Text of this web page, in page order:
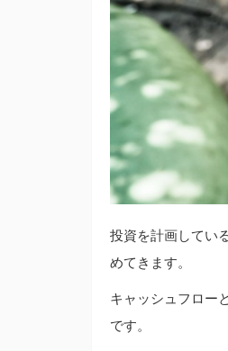
投資を計画してい
めてきます。
キャッシュフロー
です。